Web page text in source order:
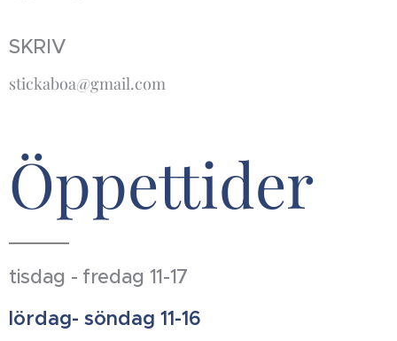
SKRIV
stickaboa@gmail.com
Öppettider
tisdag - fredag 11-17
lördag- söndag 11-16